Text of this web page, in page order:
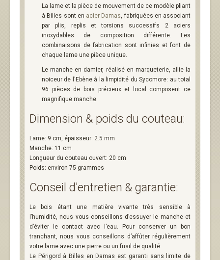
La lame et la pièce de mouvement de ce modèle pliant
à Billes sont en acier Damas, fabriquées en associant
par plis, replis et torsions successifs 2 aciers
inoxydables de composition différente. Les
combinaisons de fabrication sont infinies et font de
chaque lame une pièce unique.
Le manche en damier, réalisé en marqueterie, allie la
noiceur de l'Ebène à la limpidité du Sycomore: au total
96 pièces de bois précieux et local composent ce
magnifique manche.
Dimension & poids du couteau:
Lame: 9 cm, épaisseur: 2.5 mm
Manche: 11 cm
Longueur du couteau ouvert: 20 cm
Poids: environ 75 grammes
Conseil d'entretien & garantie:
Le bois étant une matière vivante très sensible à
l’humidité, nous vous conseillons d’essuyer le manche et
d’éviter le contact avec l’eau. Pour conserver un bon
tranchant, nous vous conseillons d’affûter régulièrement
votre lame avec une pierre ou un fusil de qualité.
Le Périgord à Billes en Damas est garanti sans limite de